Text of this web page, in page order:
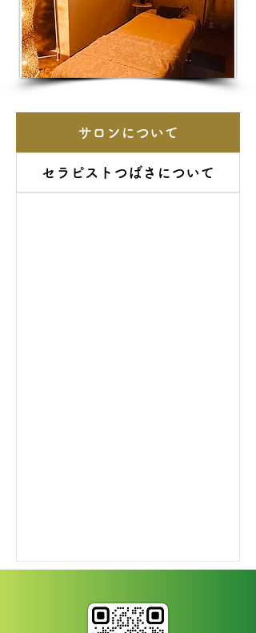
サロンについて
セラピストつばさについて